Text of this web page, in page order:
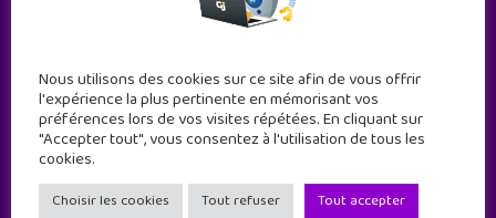
Geek Junior est le premier site de culture numérique
à destination des adolescents.
Nous utilisons des cookies sur ce site afin de vous offrir
l'expérience la plus pertinente en mémorisant vos
préférences lors de vos visites répétées. En cliquant sur
"Accepter tout", vous consentez à l'utilisation de tous les
cookies.
Choisir les cookies Tout refuser Tout accepter